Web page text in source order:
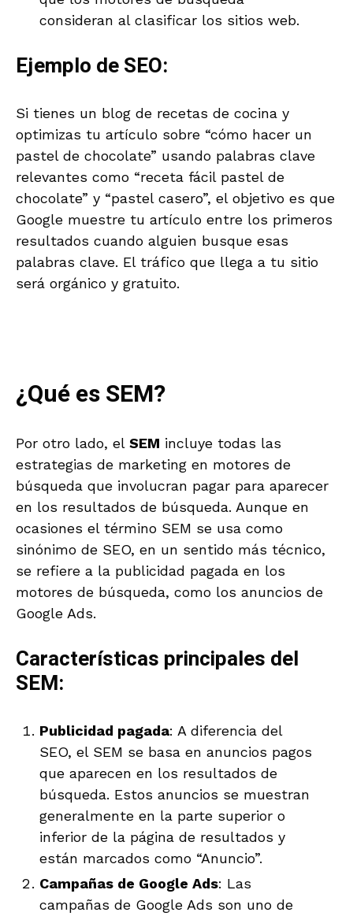
consideran al clasificar los sitios web.
Ejemplo de SEO:
Si tienes un blog de recetas de cocina y
optimizas tu artículo sobre “cómo hacer un
pastel de chocolate” usando palabras clave
relevantes como “receta fácil pastel de
chocolate” y “pastel casero”, el objetivo es que
Google muestre tu artículo entre los primeros
resultados cuando alguien busque esas
palabras clave. El tráfico que llega a tu sitio
será orgánico y gratuito.
¿Qué es SEM?
Por otro lado, el SEM incluye todas las
estrategias de marketing en motores de
búsqueda que involucran pagar para aparecer
en los resultados de búsqueda. Aunque en
ocasiones el término SEM se usa como
sinónimo de SEO, en un sentido más técnico,
se refiere a la publicidad pagada en los
motores de búsqueda, como los anuncios de
Google Ads.
Características principales del
SEM:
Publicidad pagada: A diferencia del
SEO, el SEM se basa en anuncios pagos
que aparecen en los resultados de
búsqueda. Estos anuncios se muestran
generalmente en la parte superior o
inferior de la página de resultados y
están marcados como “Anuncio”.
Campañas de Google Ads: Las
campañas de Google Ads son uno de